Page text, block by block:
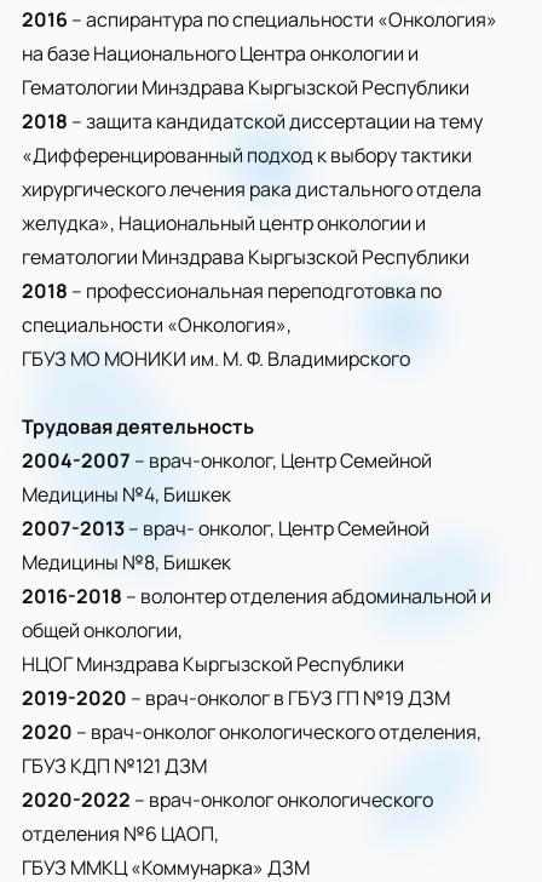
2016 – аспирантура по специальности «Онкология»
на базе Национального Центра онкологии и
Гематологии Минздрава Кыргызской Республики
2018 – защита кандидатской диссертации на тему
«Дифференцированный подход к выбору тактики
хирургического лечения рака дистального отдела
желудка», Национальный центр онкологии и
гематологии Минздрава Кыргызской Республики
2018 – профессиональная переподготовка по
специальности «Онкология»,
ГБУЗ МО МОНИКИ им. М. Ф. Владимирского
Трудовая деятельность
2004-2007 – врач-онколог, Центр Семейной
Медицины №4, Бишкек
2007-2013– врач- онколог, Центр Семейной
Медицины №8, Бишкек
2016-2018 – волонтер отделения абдоминальной и
общей онкологии,
НЦОГ Минздрава Кыргызской Республики
2019-2020 – врач-онколог в ГБУЗ ГП №19 ДЗМ
2020 – врач-онколог онкологического отделения,
ГБУЗ КДП №121 ДЗМ
2020-2022 – врач-онколог онкологического
отделения №6 ЦАОП,
ГБУЗ ММКЦ «Коммунарка» ДЗМ